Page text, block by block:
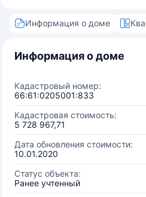
Информация о доме
Информация о доме
Кадастровый номер:
66:61:0205001:833
Кадастровая стоимость:
5 728 967,71
Дата обновления стоимости:
10.01.2020
Статус объекта:
Ранее учтенный